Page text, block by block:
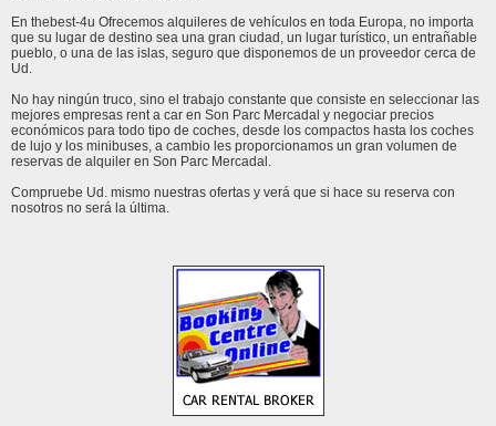
En thebest-4u Ofrecemos alquileres de vehículos en toda Europa, no importa
que su lugar de destino sea una gran ciudad, un lugar turístico, un entrañable
pueblo, o una de las islas, seguro que disponemos de un proveedor cerca de
Ud.
No hay ningún truco, sino el trabajo constante que consiste en seleccionar las
mejores empresas rent a car en Son Parc Mercadal y negociar precios
económicos para todo tipo de coches, desde los compactos hasta los coches
de lujo y los minibuses, a cambio les proporcionamos un gran volumen de
reservas de alquiler en Son Parc Mercadal.
Compruebe Ud. mismo nuestras ofertas y verá que si hace su reserva con
nosotros no será la última.